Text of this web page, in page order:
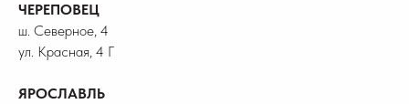
ЧЕРЕПОВЕЦ
ш. Северное, 4
ул. Красная, 4 Г
ЯРОСЛАВЛЬ